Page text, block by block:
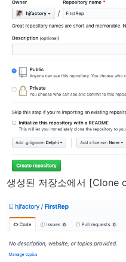
생성된 저장소에서 [Clone